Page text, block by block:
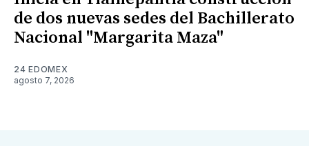
de dos nuevas sedes del Bachillerato
Nacional "Margarita Maza"
24 EDOMEX
agosto 7, 2026